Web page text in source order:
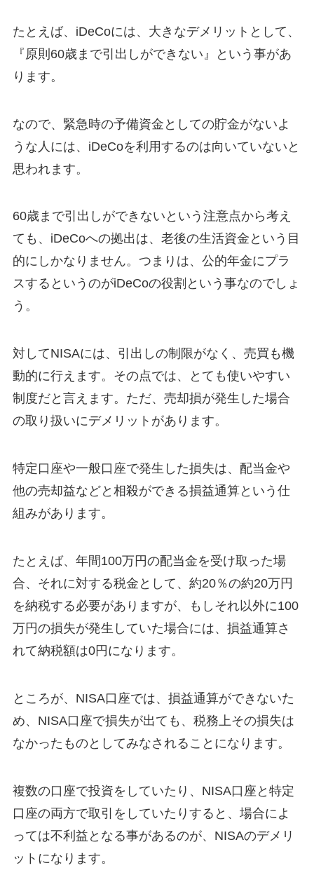
たとえば、iDeCoには、大きなデメリットとして、
『原則60歳まで引出しができない』という事があ
ります。
なので、緊急時の予備資金としての貯金がないよ
うな人には、iDeCoを利用するのは向いていないと
思われます。
60歳まで引出しができないという注意点から考え
ても、iDeCoへの拠出は、老後の生活資金という目
的にしかなりません。つまりは、公的年金にプラ
スするというのがiDeCoの役割という事なのでしょ
う。
対してNISAには、引出しの制限がなく、売買も機
動的に行えます。その点では、とても使いやすい
制度だと言えます。ただ、売却損が発生した場合
の取り扱いにデメリットがあります。
特定口座や一般口座で発生した損失は、配当金や
他の売却益などと相殺ができる損益通算という仕
組みがあります。
たとえば、年間100万円の配当金を受け取った場
合、それに対する税金として、約20％の約20万円
を納税する必要がありますが、もしそれ以外に100
万円の損失が発生していた場合には、損益通算さ
れて納税額は0円になります。
ところが、NISA口座では、損益通算ができないた
め、NISA口座で損失が出ても、税務上その損失は
なかったものとしてみなされることになります。
複数の口座で投資をしていたり、NISA口座と特定
口座の両方で取引をしていたりすると、場合によ
っては不利益となる事があるのが、NISAのデメリ
ットになります。